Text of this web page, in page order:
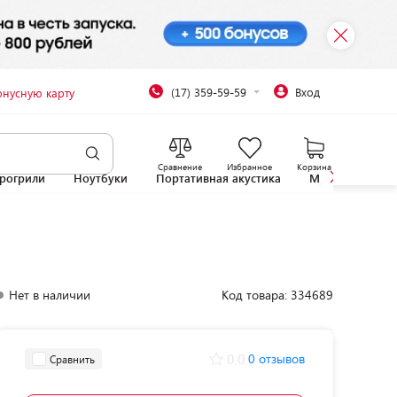
карту (17) 359-59-59 Вход
Сравнение Избранное Корзина
Ноутбуки Портативная акустика
Нет в наличии Код товара: 334689
Сравнить 0 отзывов